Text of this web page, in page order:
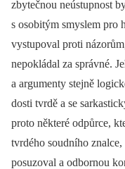
zbytečnou neústupnost
s osobitým smyslem pro
vystupoval proti
nepokládal za správné.
a argumenty stejně
dosti tvrdě a se
proto některé odpůrce,
tvrdého soudního
posuzoval a odbornou